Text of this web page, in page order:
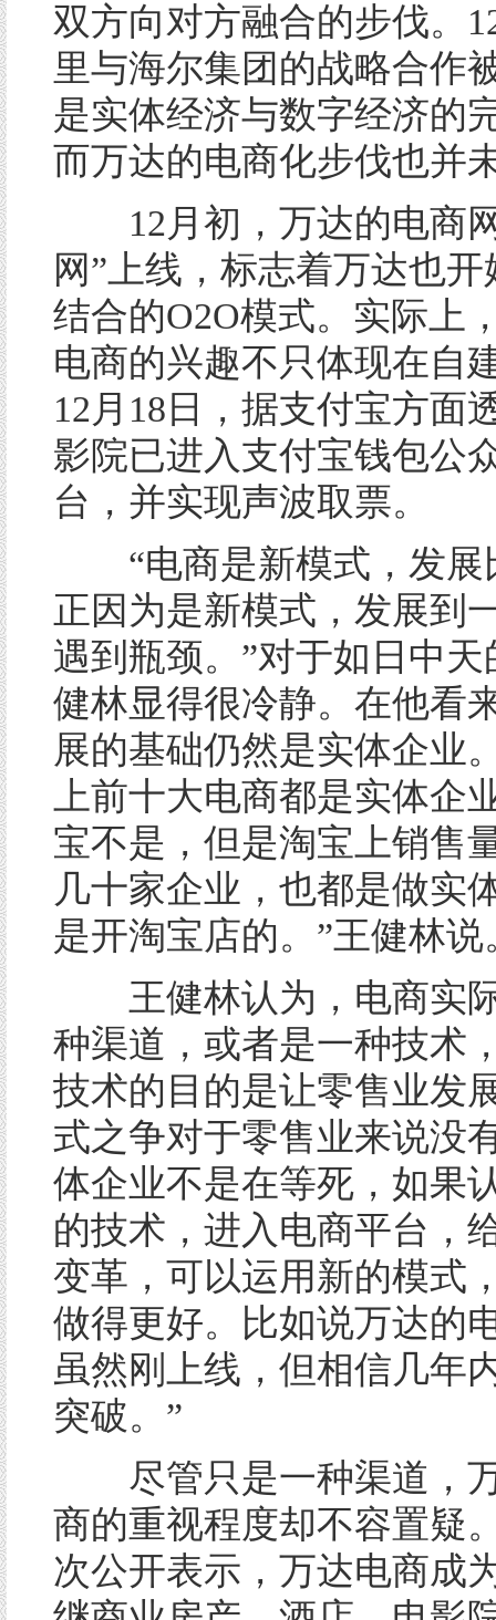
双方向对方融合的步伐。
里与海尔集团的战略合作
是实体经济与数字经济的
而万达的电商化步伐也并
12月初，万达的电商
网”上线，标志着万达也
结合的O2O模式。实际上
电商的兴趣不只体现在自
12月18日，据支付宝方面
影院已进入支付宝钱包公
台，并实现声波取票。
“电商是新模式，发展
正因为是新模式，发展到
遇到瓶颈。”对于如日中
健林显得很冷静。在他看
展的基础仍然是实体企业
上前十大电商都是实体企
宝不是，但是淘宝上销售
几十家企业，也都是做实
是开淘宝店的。”王健林说
王健林认为，电商实
种渠道，或者是一种技术
技术的目的是让零售业发
式之争对于零售业来说没
体企业不是在等死，如果
的技术，进入电商平台，
变革，可以运用新的模式
做得更好。比如说万达的
虽然刚上线，但相信几年
突破。”
尽管只是一种渠道，
商的重视程度却不容置疑
次公开表示，万达电商成